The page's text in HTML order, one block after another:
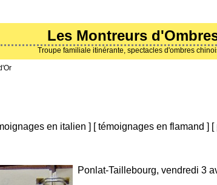
Les Montreurs
Troupe familiale itinérante, spectacles d'ombres
en italien ] [témoignages en flamand ] [
Ponlat-Taillebourg, vendredi 3